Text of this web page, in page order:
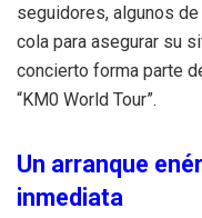
seguidores, algunos
cola para asegurar su
concierto forma parte
“KM0 World Tour”.
Un arranque
inmediata